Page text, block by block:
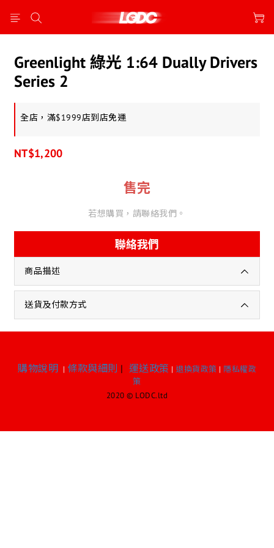
Greenlight 綠光 1:64 Dually Drivers
Series 2
全店，滿$1999店到店免運
NT$1,200
售完
若想購買，請聯絡我們。
聯絡我們
商品描述
送貨及付款方式
購物說明 | 條款與細則 | 運送政策 | 退換貨政策 | 隱私權政
策
2020 © LODC.ltd